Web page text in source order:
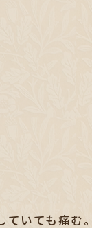
いても痛む。